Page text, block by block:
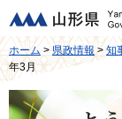
山形県
ホーム>県政情報>知
年3月